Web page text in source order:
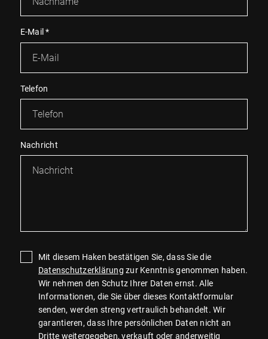
E-Mail*
Telefon
Nachricht
Mit diesem Haken bestätigen Sie, dass Sie die
Datenschutzerklärung zur Kenntnis genommen haben.
Wir nehmen den Schutz Ihrer Daten ernst. Alle
Informationen, die Sie über dieses Kontaktformular
senden, werden streng vertraulich behandelt. Wir
garantieren, dass Ihre persönlichen Daten nicht an
Dritte weitergegeben, verkauft oder anderweitig